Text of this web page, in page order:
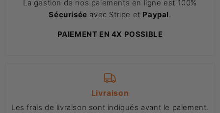
La gestion de nos paiements en ligne est 100%
Sécurisée avec Stripe et Paypal.
PAIEMENT EN 4X POSSIBLE
Livraison
Les frais de livraison sont indiqués avant le paiement.